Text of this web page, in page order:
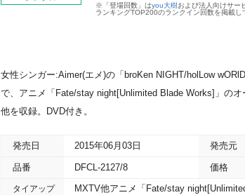
※「登場回数」はyou大樹および法人向けサー
ランキングTOP200のランクイン回数を掲載し
女性シンガー:Aimer(エメ)の「broKen NIGHT/holLow
で、アニメ「Fate/stay night[Unlimited Blade Works]」のオ
他を収録。DVD付き。
発売日 2015年06月03日 発売元
品番 DFCL-2127/8 価格
タイアップ MXTV他アニメ「Fate/stay